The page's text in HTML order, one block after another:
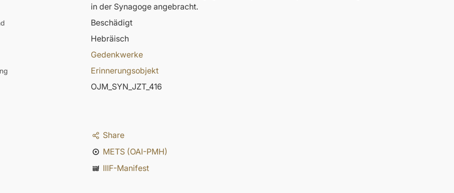
in der Synagoge angebracht.
Beschädigt
Hebräisch
Gedenkwerke
Erinnerungsobjekt
OJM_SYN_JZT_416
Share
METS (OAI-PMH)
IIIF-Manifest